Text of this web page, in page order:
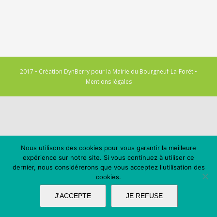
2017 • Création DynBerry pour la Mairie du Bourgneuf-La-Forêt •
Mentions légales
Nous utilisons des cookies pour vous garantir la meilleure
expérience sur notre site. Si vous continuez à utiliser ce
dernier, nous considérerons que vous acceptez l'utilisation des
cookies.
J'ACCEPTE JE REFUSE